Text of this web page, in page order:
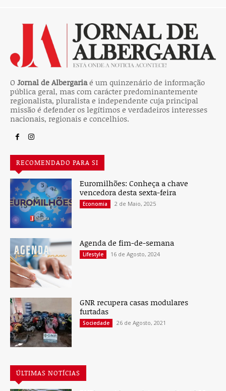
O Jornal de Albergariaé um quinzenário de informação
pública geral, mas com carácter predominantemente
regionalista, pluralista e independente cuja principal
missão é defender os legítimos e verdadeiros interesses
nacionais, regionais e concelhios.
RECOMENDADO PARA SI
Euromilhões: Conheça a chave
vencedora desta sexta-feira
Economia 2 de Maio, 2025
Agenda de fim-de-semana
Lifestyle 16 de Agosto, 2024
GNR recupera casas modulares
furtadas
Sociedade 26 de Agosto, 2021
ÚLTIMAS NOTÍCIAS